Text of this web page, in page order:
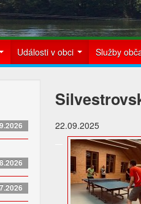
Události v obci Služby
22.09.2025